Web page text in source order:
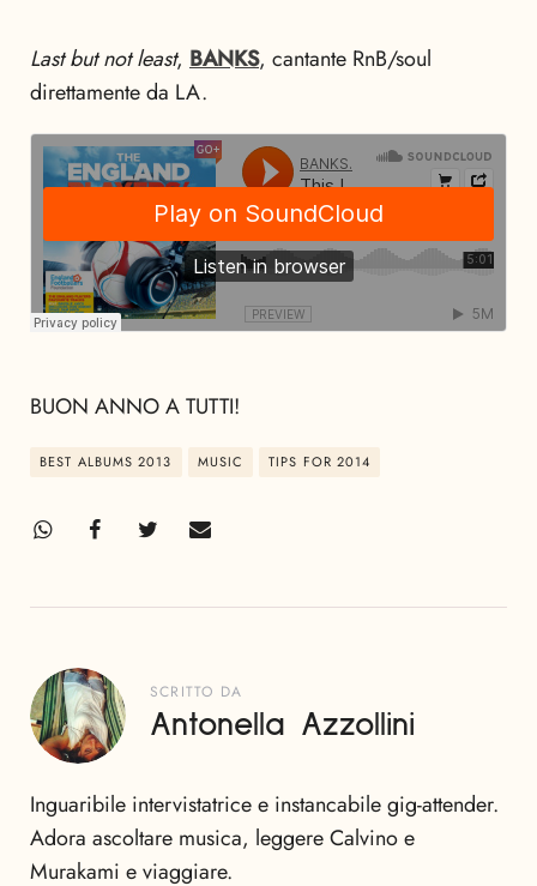
Last but not least, BANKS, cantante RnB/soul
direttamente da LA.
BUON ANNO A TUTTI!
BEST ALBUMS 2013 MUSIC TIPS FOR 2014
SCRITTO DA
Antonella Azzollini
Inguaribile intervistatrice e instancabile gig-attender.
Adora ascoltare musica, leggere Calvino e
Murakami e viaggiare.